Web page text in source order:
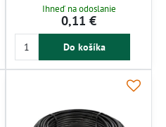
hadíc vo výške okolo 0,5 m.
Umožňuje jednoduchú montáž a
zachováva obrábateľnosť pôdy
okolo rastlín. Vhodný na stabilné
Ihneď na odoslanie
0,11 €
Do košíka